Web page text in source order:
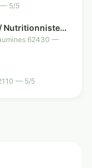
— 5/5
Nutritionniste
62430 —
— 5/5